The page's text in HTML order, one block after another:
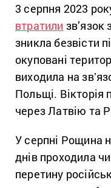
3 серпня 2023
втратили
зникла безвісти
окуповані
виходила на
Польщі. Вікторія
через Латвію та
У серпні Рощина
днів проходила
перетину